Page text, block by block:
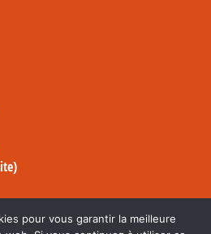
pour vous garantir la meilleure